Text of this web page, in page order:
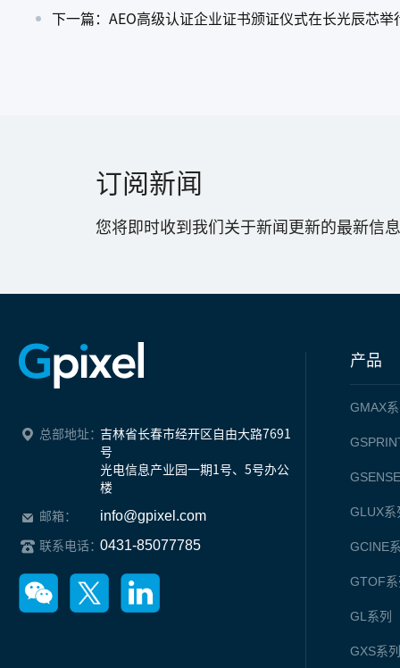
下一篇：AEO高级认证企业证书颁证仪式在长光辰芯举
订阅新闻
您将即时收到我们关于新闻更新的最新信息
总部地址：吉林省长春市经开区自由大路7691
号
光电信息产业园一期1号、5号办公
楼
邮箱： info@gpixel.com
联系电话：0431-85077785
产品
GMAX
GLUX系
GCINE
GTOF
GL 系列
GXS系